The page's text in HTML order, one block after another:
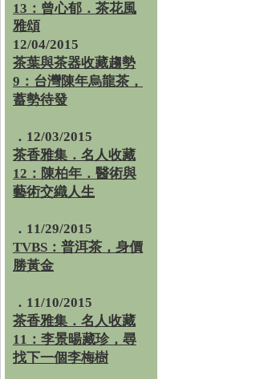
13：曾心郁．茶花風
雅頌
12/04/2015
茶葉與茶器收藏趨勢
9：台灣陳年烏龍茶，
蓄勢待發
．12/03/2015
茶香雅集．名人收藏
12：陳柏年．醫術與
藝術交織人生
．11/29/2015
TVBS：普洱茶，身價
勝黃金
．11/10/2015
茶香雅集．名人收藏
11：李景暘藏珍，尋
找下一個李梅樹